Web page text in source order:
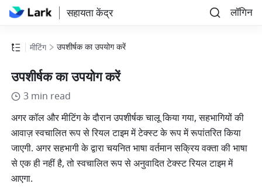
सहायता केंद्र लॉगिन
मीटिंग उपशीर्षक का उपयोग करें
उपशीर्षक का उपयोग करें
3 min read
अगर कॉल और मीटिंग के दौरान उपशीर्षक चालू किया गया, सहभागियों की
आवाज़ स्वचालित रूप से रियल टाइम में टेक्स्ट के रूप में रूपांतरित किया
जाएगी. अगर सहभागी के द्वारा चयनित भाषा वर्तमान सक्रिय वक्ता की भाषा
से एक ही नहीं है, तो स्वचालित रूप से अनुवादित टेक्स्ट रियल टाइम में
आएगा.